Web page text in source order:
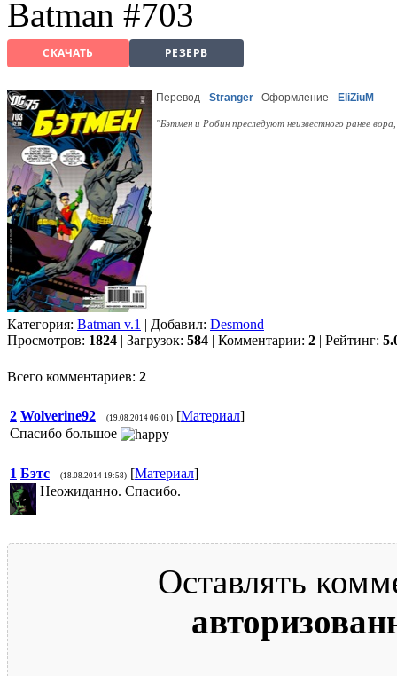
Batman #703
СКАЧАТЬ РЕЗЕРВ
Перевод - Stranger Оформление - EliZiuM
"Бэтмен и Робин преследуют неизвестного ранее
Категория: Batman v.1 | Добавил: Desmond
Просмотров: 1824 | Загрузок: 584 | Комментарии: 2 | Рейтинг:
Всего комментариев: 2
2 Wolverine92 (19.08.2014 06:01) [Материал]
Спасибо большое
1 Бэтс (18.08.2014 19:58) [Материал]
Неожиданно. Спасибо.
Оставлять